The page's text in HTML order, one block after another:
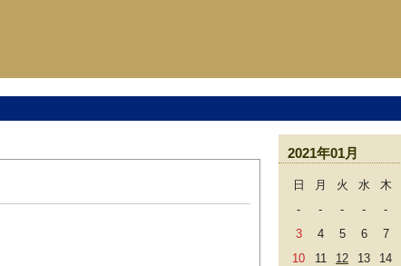
2021年01月
日 月 火 水 木
-
- - - -
3
4 5 6 7
10
11 12 13 14